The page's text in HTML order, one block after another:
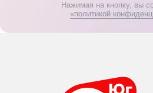
Нажимая на кнопку, вы
«политикой